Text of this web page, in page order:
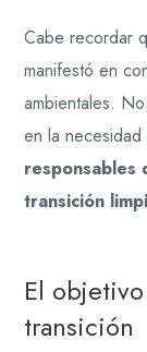
Cabe recordar
manifestó en
ambientales.
en la
responsables
transición
El
transición